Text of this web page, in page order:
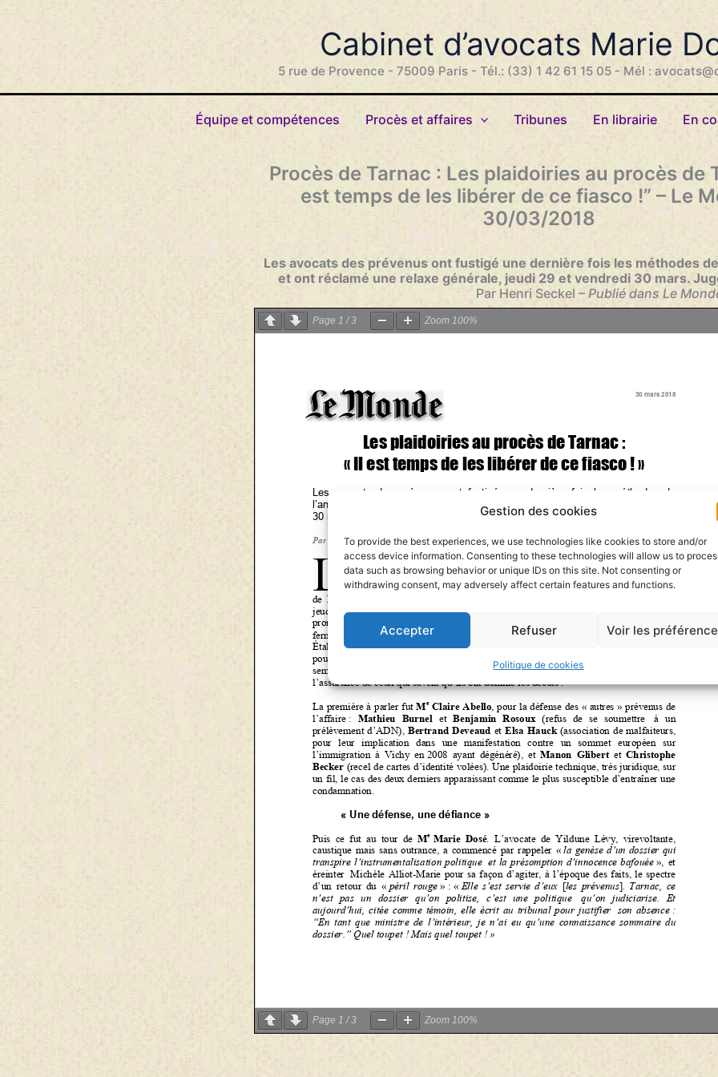
Gestion des cookies
To provide the best experiences, we use technologies like cookies to store and/or
access device information. Consenting to these technologies will allow us to
data such as browsing behavior or unique IDs on this site. Not consenting or
withdrawing consent, may adversely affect certain features and functions.
Accepter Refuser Voir les
Politique de cookies
Aller
Cabinet d’avocats Marie
5 rue de Provence - 75009 Paris - Tél.: (33) 1 42 61 15 05 - Mél :
Équipe et compétences Procès et affaires Tribunes En librairie En
Procès de Tarnac : Les plaidoiries au procès de
est temps de les libérer de ce fiasco !” – Le
30/03/2018
Les avocats des prévenus ont fustigé une dernière fois les méthodes
et ont réclamé une relaxe générale, jeudi 29 et vendredi 30 mars.
Par Henri Seckel – Publié dans Le
Page 1 /3 Zoom 100%
Page 1 /3 Zoom 100%